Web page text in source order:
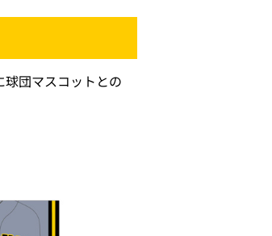
団マスコットとの